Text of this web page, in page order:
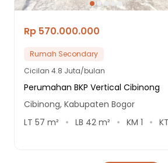
Rp 570.000.000
Rumah Secondary
Cicilan 4.8 Juta/bulan
Perumahan BKP Vertical Cibinong
Cibinong, Kabupaten Bogor
LT 57 m² LB 42 m² KM 1 KT